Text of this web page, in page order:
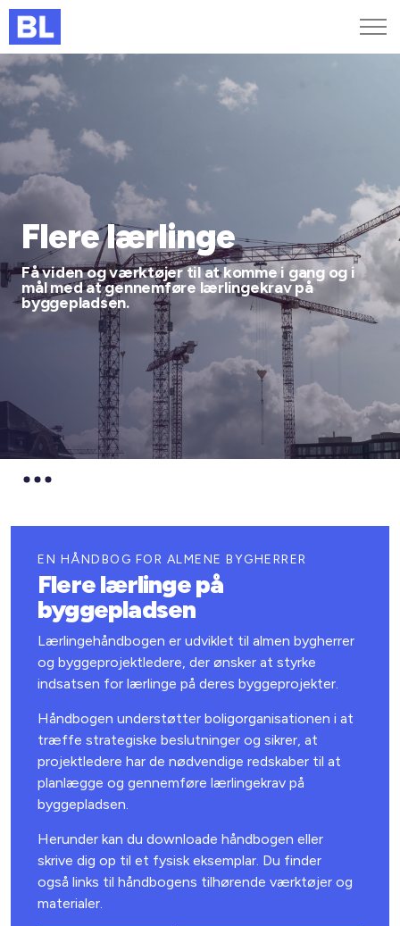
Genveje
Find medarbejder
Kurser og arrangementer
Jobportalen
MitBL
Flere lærlinge
Få viden og værktøjer til at komme i gang og i
mål med at gennemføre lærlingekrav på
byggepladsen.
EN HÅNDBOG FOR ALMENE BYGHERRER
Flere lærlinge på
byggepladsen
Lærlingehåndbogen er udviklet til almen bygherrer
og byggeprojektledere, der ønsker at styrke
indsatsen for lærlinge på deres byggeprojekter.
Håndbogen understøtter boligorganisationen i at
træffe strategiske beslutninger og sikrer, at
projektledere har de nødvendige redskaber til at
planlægge og gennemføre lærlingekrav på
byggepladsen.
Herunder kan du downloade håndbogen eller
skrive dig op til et fysisk eksemplar. Du finder
også links til håndbogens tilhørende værktøjer og
materialer.